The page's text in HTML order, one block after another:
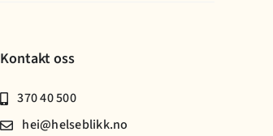
Kontakt oss
370 40 500
hei@helseblikk.no